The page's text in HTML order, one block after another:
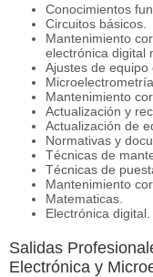
Conocimientos
Circuitos básicos.
Mantenimiento
electrónica digital
Ajustes de equipo
Mantenimiento
Actualización y
Actualización de
Normativas y
Técnicas de
Técnicas de
Mantenimiento
Matematicas.
Electrónica digital.
Salidas
Electrónica y